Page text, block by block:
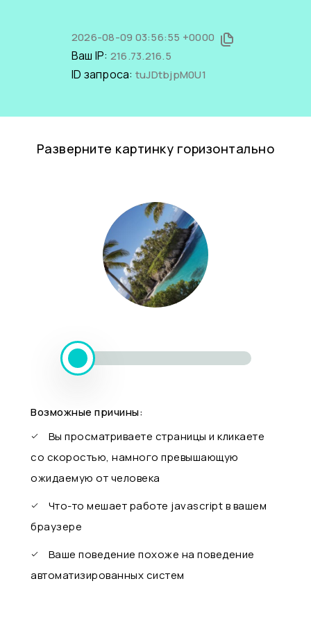
2026-08-09 03:56:55 +0000
Ваш IP: 216.73.216.5
ID запроса: tuJDtbjpM0U1
Разверните картинку горизонтально
Возможные причины:
Вы просматриваете страницы и кликаете
со скоростью, намного превышающую
ожидаемую от человека
Что-то мешает работе javascript в вашем
браузере
Ваше поведение похоже на поведение
автоматизированных систем